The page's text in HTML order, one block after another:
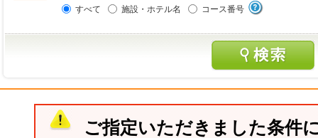
すべて 施設・ホテル名 コース番号
ご指定いただきました条件